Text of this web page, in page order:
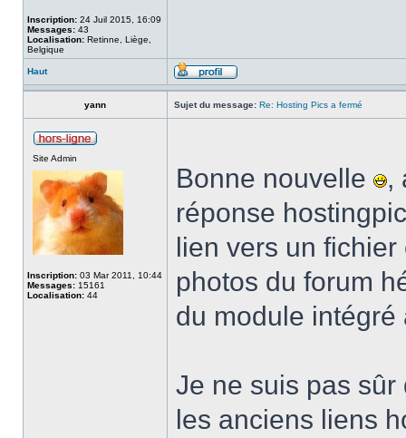
Inscription: 24 Juil 2015, 16:09
Messages: 43
Localisation: Retinne, Liège,
Belgique
Haut
yann Sujet du message: Re: Hosting Pics a fermé
Site Admin
Inscription: 03 Mar 2011, 10:44
Messages: 15161
Localisation: 44
Bonne nouvelle
,
réponse
lien vers un
photos du forum
du module
Je ne suis pas
les anciens liens